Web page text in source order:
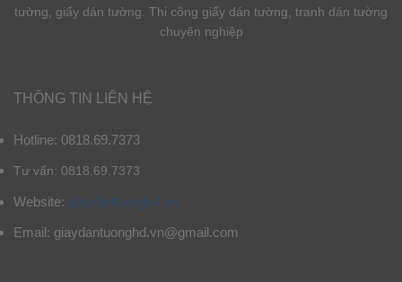
tường, giấy dán tường. Thi công giấy dán tường, tranh dán tường
chuyên nghiệp
THÔNG TIN LIÊN HỆ
Hotline: 0818.69.7373
Tư vấn: 0818.69.7373
Website: giaydantuonghd.vn
Email: giaydantuonghd.vn@gmail.com